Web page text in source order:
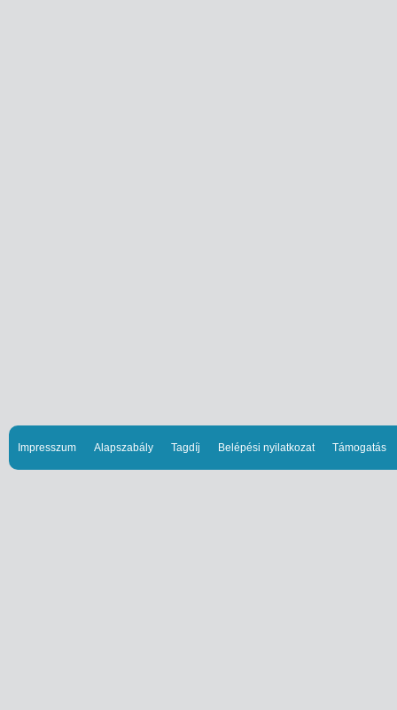
Impresszum Alapszabály Tagdíj Belépési nyilatkozat Támogatás